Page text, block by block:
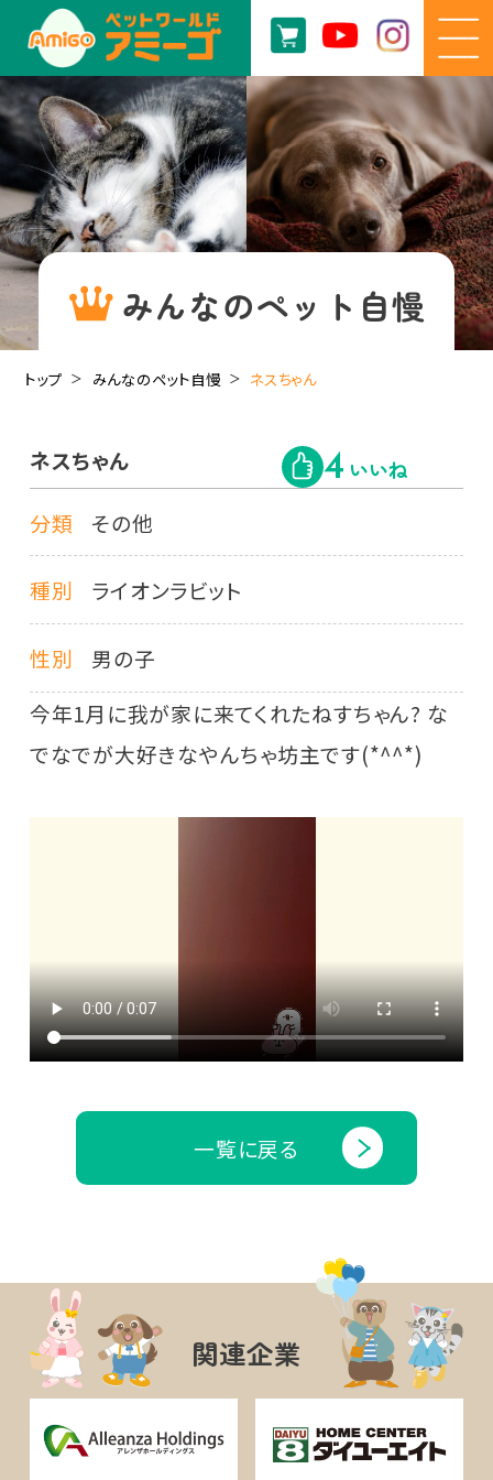
みんなのペット自慢
トップ みんなのペット自慢 ネスちゃん
ネスちゃん 4 いいね
分類 その他
種別 ライオンラビット
性別
男の子
今年1月に我が家に来てくれたねすちゃん? な
でなでが大好きなやんちゃ坊主です(*^^*)
一覧に戻る
関連企業